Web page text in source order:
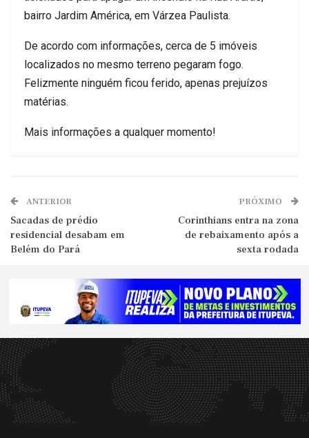
bairro Jardim América, em Várzea Paulista.
De acordo com informações, cerca de 5 imóveis
localizados no mesmo terreno pegaram fogo.
Felizmente ninguém ficou ferido, apenas prejuízos
matérias.
Mais informações a qualquer momento!
ANTERIOR
Sacadas de prédio
residencial desabam em
Belém do Pará
PRÓXIMO
Corinthians entra na zona
de rebaixamento após a
sexta rodada